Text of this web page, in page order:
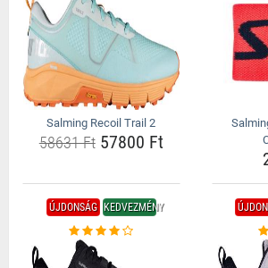
Salming Recoil Trail 2
58631 Ft57800 Ft
ÚJDONSÁG KEDVEZMÉNY